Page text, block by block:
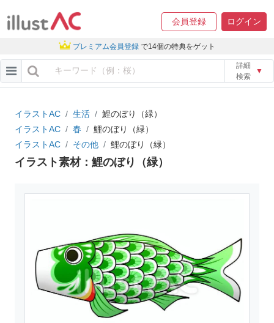
会員登録 ログイン
プレミアム会員登録 で14個の特典をゲット
詳細
検索
▼
イラストAC 生活
鯉のぼり（緑）
イラストAC
春
鯉のぼり（緑）
イラストAC
その他 鯉のぼり（緑）
イラスト素材：鯉のぼり（緑）